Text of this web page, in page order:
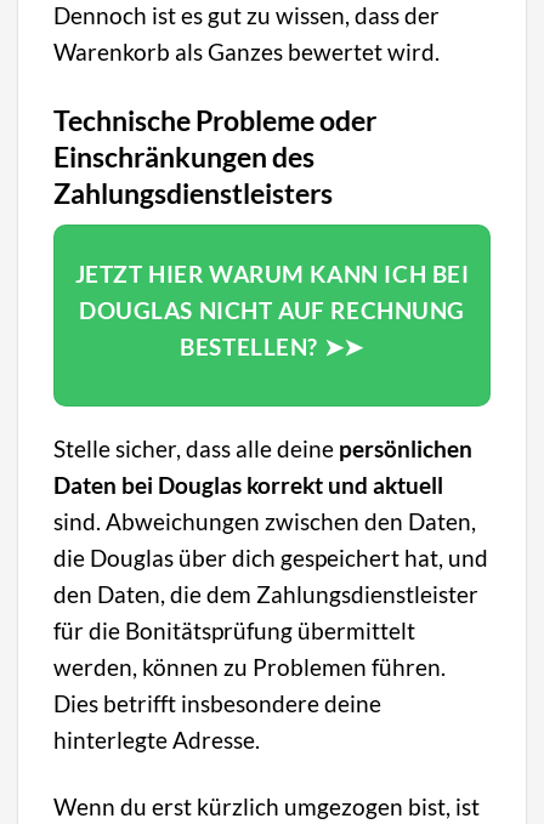
Dennoch ist es gut zu wissen, dass der
Warenkorb als Ganzes bewertet wird.
Technische Probleme oder
Einschränkungen des
Zahlungsdienstleisters
JETZT HIER WARUM KANN ICH BEI
DOUGLAS NICHT AUF RECHNUNG
BESTELLEN? ➤➤
Stelle sicher, dass alle deine persönlichen
Daten bei Douglas korrekt und aktuell
sind. Abweichungen zwischen den Daten,
die Douglas über dich gespeichert hat, und
den Daten, die dem Zahlungsdienstleister
für die Bonitätsprüfung übermittelt
werden, können zu Problemen führen.
Dies betrifft insbesondere deine
hinterlegte Adresse.
Wenn du erst kürzlich umgezogen bist, ist